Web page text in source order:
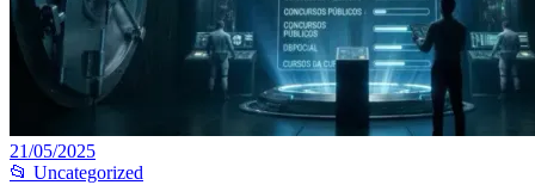
21/05/2025
📂 Uncategorized